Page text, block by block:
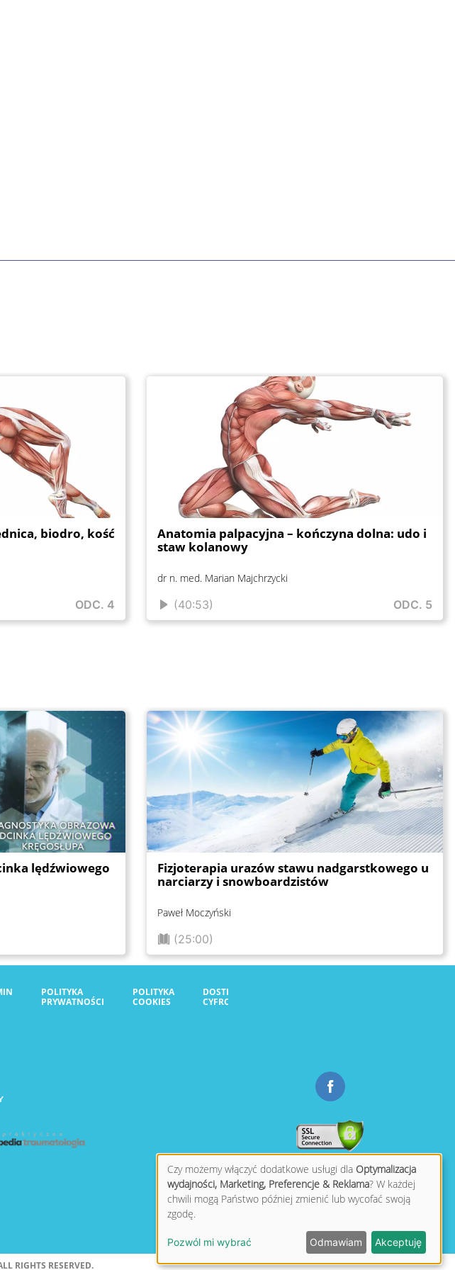
biodro, kość
ODC. 4
Anatomia palpacyjna – kończyna dolna: udo i
staw kolanowy
dr n. med. Marian Majchrzycki
(40:53) ODC. 5
lędźwiowego
Fizjoterapia urazów stawu nadgarstkowego u
narciarzy i snowboardzistów
Paweł Moczyński
(25:00)
POLITYKA
PRYWATNOŚCI
POLITYKA
COOKIES
DOSTĘPNOŚĆ
CYFROWA
RIGHTS RESERVED.
Czy możemy włączyć dodatkowe usługi dla Optymalizacja
wydajności, Marketing, Preferencje & Reklama? W każdej
chwili mogą Państwo później zmienić lub wycofać swoją
zgodę.
Pozwól mi wybrać Odmawiam Akceptuję